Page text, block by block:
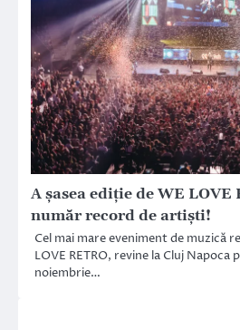
A şasea ediţie de WE LOVE
număr record de artişti!
Cel mai mare eveniment de muzică
LOVE RETRO, revine la Cluj Napoca
noiembrie…